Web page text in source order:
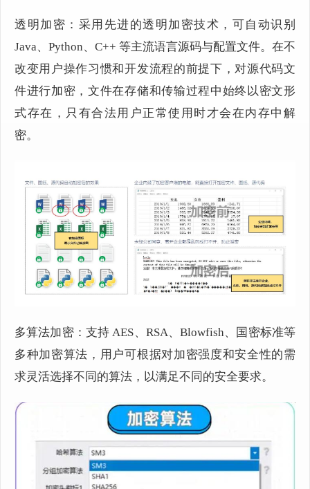
透明加密：采用先进的透明加密技术，可自动识别
Java、Python、C++ 等主流语言源码与配置文件。在不
改变用户操作习惯和开发流程的前提下，对源代码文
件进行加密，文件在存储和传输过程中始终以密文形
式存在，只有合法用户正常使用时才会在内存中解
密。
多算法加密：支持 AES、RSA、Blowfish、国密标准等
多种加密算法，用户可根据对加密强度和安全性的需
求灵活选择不同的算法，以满足不同的安全要求。